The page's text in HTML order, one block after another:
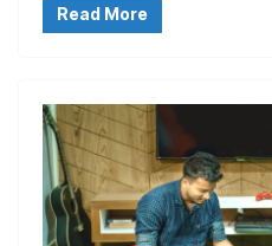
Read More